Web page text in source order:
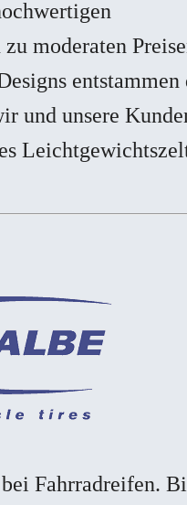
moderaten
entstammen
und unsere
Fahrradreifen.